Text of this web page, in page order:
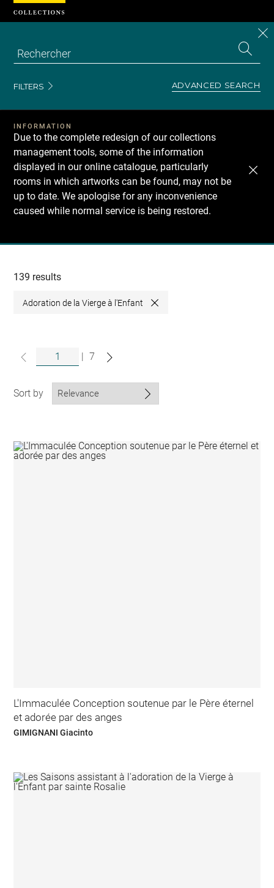
FILTERS ADVANCED SEARCH
INFORMATION
Due to the complete redesign of our collections
management tools, some of the information
displayed in our online catalogue, particularly
rooms in which artworks can be found, may not be
up to date. We apologise for any inconvenience
caused while normal service is being restored.
Recherche
collections
139 results
Adoration de la Vierge à l'Enfant Close
7
Sort by
L'Immaculée Conception soutenue par le Père éternel
et adorée par des anges
GIMIGNANI Giacinto
Cookies management panel